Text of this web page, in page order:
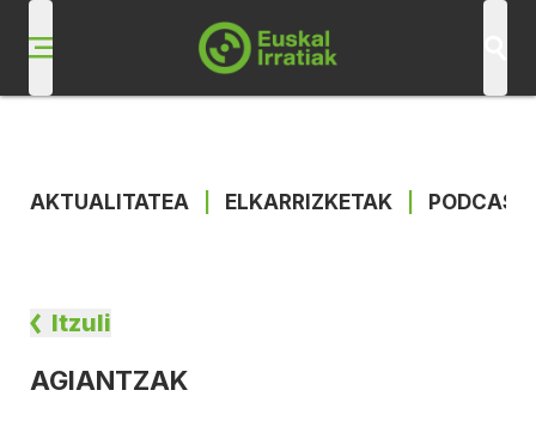
AKTUALITATEA ELKARRIZKETAK
Itzuli
AGIANTZAK